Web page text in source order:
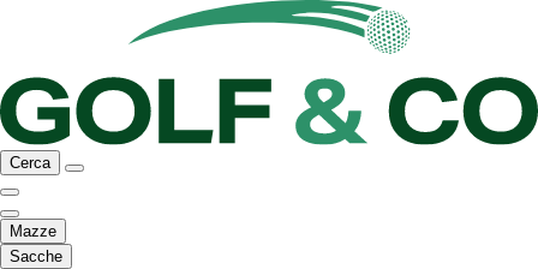
Cerca
Mazze
Sacche